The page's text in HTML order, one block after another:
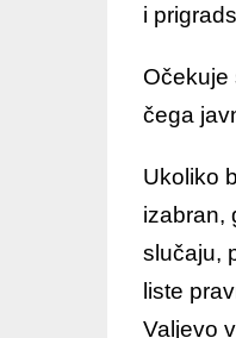
i
Očekuje
čega
Ukoliko
izabran,
slučaju,
liste
Valjevo